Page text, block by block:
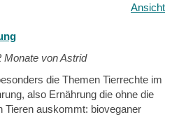
Ansicht
Monate von Astrid
die Themen Tierrechte im
also Ernährung die ohne die
Tieren auskommt: bioveganer